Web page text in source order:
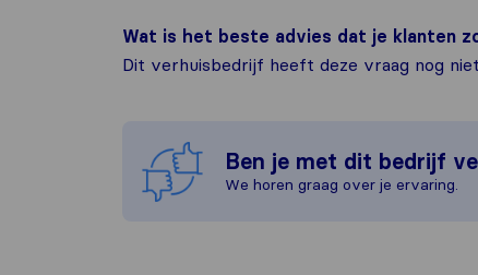
Wat is het beste advies dat je klanten
Dit verhuisbedrijf heeft deze vraag nog
Ben je met dit bedrijf
We horen graag over je ervaring.